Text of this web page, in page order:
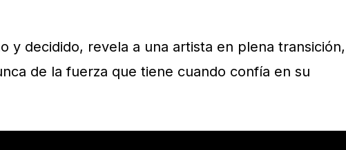
y decidido, revela a una artista en plena transición,
de la fuerza que tiene cuando confía en su